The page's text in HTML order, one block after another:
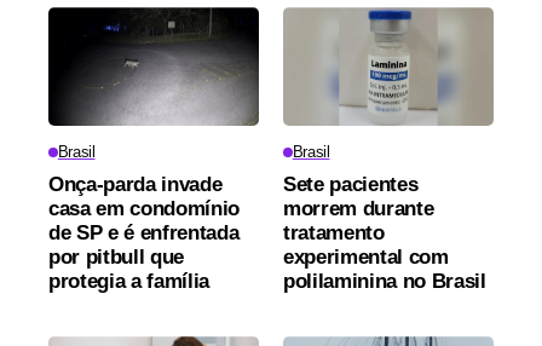
Brasil
Onça-parda invade
casa em condomínio
de SP e é enfrentada
por pitbull que
protegia a família
Brasil
Sete pacientes
morrem durante
tratamento
experimental com
polilaminina no Brasil